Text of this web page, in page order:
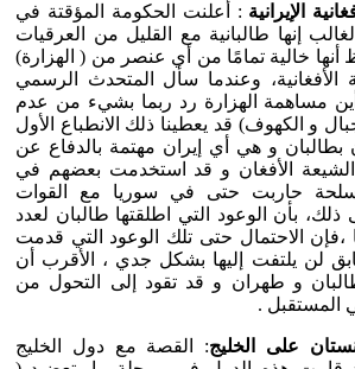
الإيرانية : أعلنت الحكومة المؤقتة في
إنها طالبانية مع القليل من العرقيات
أنها خالية تمامًا من أي عنصر من ( الهزارة)
الأفغانية، وعندما سأل المتحدث الرسمي
مساهمة الهزارة رد ربما بشيء من عدم
و الكهوف) قد يعطينا ذلك الانطباع الأول
بطالبان و هي أي إيران مهتمة بالدفاع عن
الشيعة الأفغان و قد استخدمت بعضهم في
حاربت حتى في سوريا مع القوات
ذلك، بأن الوعود التي اطلقتها طالبان لعدد
الاحتمال حتى تلك الوعود التي قدمت
لن يلتفت إليها بشكل جدي ، الأقرب أن
طالبان و طهران و قد تقود إلى التحول من
المستقبل .
على الخليج: القصة مع دول الخليج